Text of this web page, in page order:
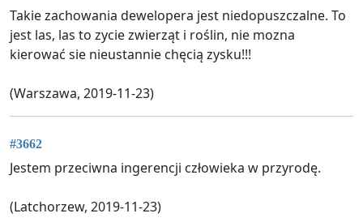
Takie zachowania dewelopera jest niedopuszczalne. To
jest las, las to zycie zwierząt i roślin, nie mozna
kierować sie nieustannie chęcią zysku!!!
(Warszawa, 2019-11-23)
#3662
Jestem przeciwna ingerencji człowieka w przyrodę.
(Latchorzew, 2019-11-23)